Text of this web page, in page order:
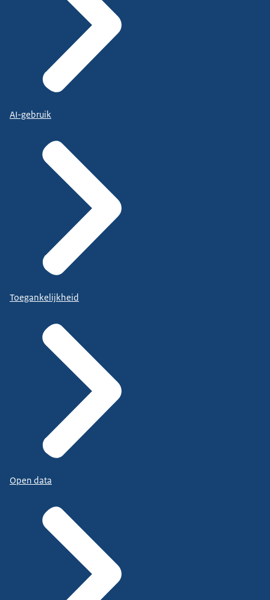
AI-gebruik
Toegankelijkheid
Open data